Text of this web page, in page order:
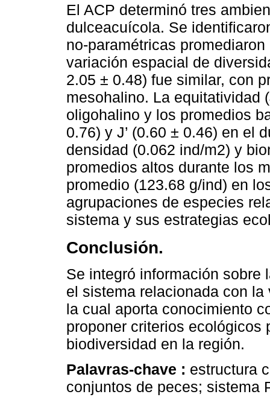
El ACP determinó tres
dulceacuícola. Se
no-paramétricas
variación espacial de
2.05 ± 0.48) fue similar, con
mesohalino. La equitatividad
oligohalino y los promedios
0.76) y J’ (0.60 ± 0.46) en el
densidad (0.062 ind/m2) y
promedios altos durante los
promedio (123.68 g/ind) en
agrupaciones de especies
sistema y sus estrategias
Conclusión.
Se integró información sobre
el sistema relacionada con
la cual aporta conocimiento
proponer criterios ecológicos
biodiversidad en la región.
Palavras-chave : estructura
conjuntos de peces; sistema